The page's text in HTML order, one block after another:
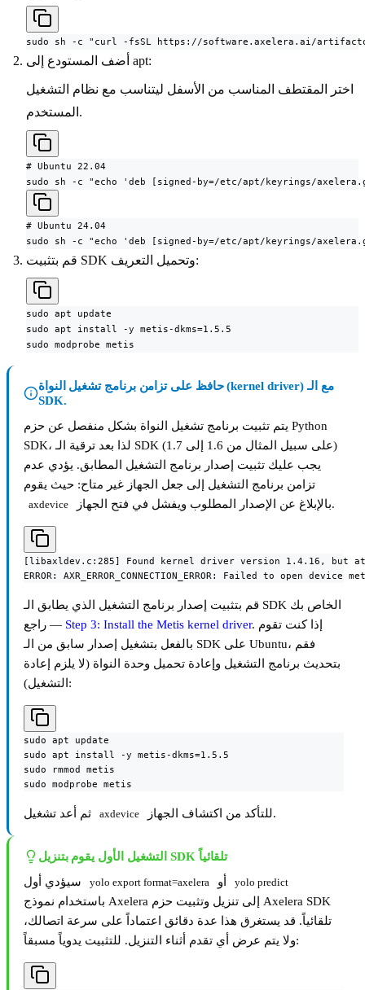
sudo sh -c "curl -fsSL https://software.axelera.ai/
أضف المستودع إلى apt:
اختر المقتطف المناسب من الأسفل ليتناسب مع نظام التشغيل
المستخدم.
# Ubuntu 22.04
sudo sh -c "echo 'deb [signed-by=/etc/apt/keyrings/
# Ubuntu 24.04
sudo sh -c "echo 'deb [signed-by=/etc/apt/keyrings/
قم بتثبيت SDK وتحميل التعريف:
sudo apt update
sudo apt install -y metis-dkms=1.5.5
sudo modprobe metis
حافظ على تزامن برنامج تشغيل النواة (kernel driver) مع الـ
SDK.
يتم تثبيت برنامج تشغيل النواة بشكل منفصل عن حزم Python
SDK، لذا بعد ترقية الـ SDK (على سبيل المثال من 1.6 إلى 1.7)
يجب عليك تثبيت إصدار برنامج التشغيل المطابق. يؤدي عدم
تزامن برنامج التشغيل إلى جعل الجهاز غير متاح: حيث يقوم
axdevice بالإبلاغ عن الإصدار المطلوب ويفشل في فتح الجهاز.
[libaxldev.c:285] Found kernel driver version 1.4.16, but
ERROR: AXR_ERROR_CONNECTION_ERROR: Failed to open device
قم بتثبيت إصدار برنامج التشغيل الذي يطابق الـ SDK الخاص بك
Step 3: Install the Metis kernel driver. إذا كنت تقوم
بالفعل بتشغيل إصدار سابق من الـ SDK على Ubuntu، فقم
بتحديث برنامج التشغيل وإعادة تحميل وحدة النواة (لا يلزم إعادة
التشغيل):
sudo apt update
sudo apt install -y metis-dkms=1.5.5
sudo rmmod metis
sudo modprobe metis
axdevice للتأكد من اكتشاف الجهاز.
التشغيل الأول يقوم بتنزيل SDK تلقائياً
yolo export format=axelera yolo predict
باستخدام نموذج Axelera إلى تنزيل وتثبيت حزم Axelera SDK
تلقائياً. قد يستغرق هذا عدة دقائق اعتماداً على سرعة اتصالك،
ولا يتم عرض أي تقدم أثناء التنزيل. للتثبيت يدوياً مسبقاً: